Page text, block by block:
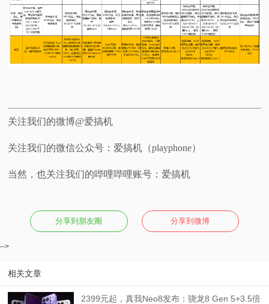
关注我们的微博@爱搞机
关注我们的微信公众号：爱搞机（playphone）
当然，也关注我们的哔哩哔哩账号：爱搞机
分享到朋友圈 分享到微博
-->
相关文章
2399元起，真我Neo8发布：骁龙8 Gen 5+3.5倍